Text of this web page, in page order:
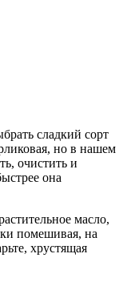
сладкий сорт
но в нашем
очистить и
она
масло,
помешивая, на
хрустящая